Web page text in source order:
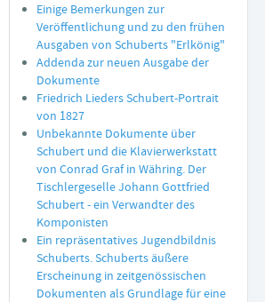
Einige Bemerkungen zur
Veröffentlichung und zu den frühen
Ausgaben von Schuberts "Erlkönig"
Addenda zur neuen Ausgabe der
Dokumente
Friedrich Lieders Schubert-Portrait
von 1827
Unbekannte Dokumente über
Schubert und die Klavierwerkstatt
von Conrad Graf in Währing. Der
Tischlergeselle Johann Gottfried
Schubert - ein Verwandter des
Komponisten
Ein repräsentatives Jugendbildnis
Schuberts. Schuberts äußere
Erscheinung in zeitgenössischen
Dokumenten als Grundlage für eine